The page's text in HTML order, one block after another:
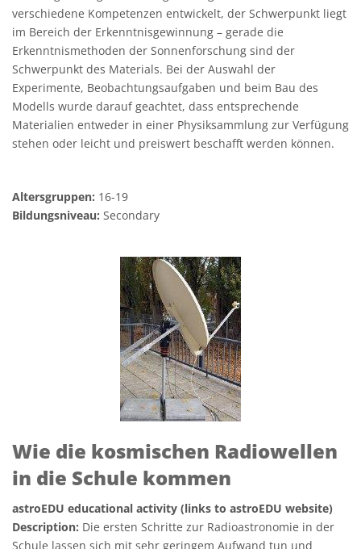
verschiedene Kompetenzen entwickelt, der Schwerpunkt liegt
im Bereich der Erkenntnisgewinnung – gerade die
Erkenntnismethoden der Sonnenforschung sind der
Schwerpunkt des Materials. Bei der Auswahl der
Experimente, Beobachtungsaufgaben und beim Bau des
Modells wurde darauf geachtet, dass entsprechende
Materialien entweder in einer Physiksammlung zur Verfügung
stehen oder leicht und preiswert beschafft werden können.
Altersgruppen: 16-19
Bildungsniveau: Secondary
Wie die kosmischen Radiowellen
in die Schule kommen
astroEDU educational activity (links to astroEDU website)
Description: Die ersten Schritte zur Radioastronomie in der
Schule lassen sich mit sehr geringem Aufwand tun und